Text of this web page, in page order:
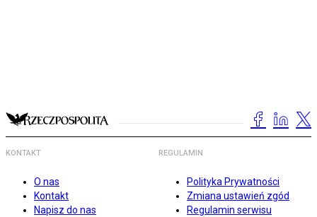
KONTAKT
O nas
Kontakt
Napisz do nas
REGULAMIN
Polityka Prywatności
Zmiana ustawień zgód
Regulamin serwisu